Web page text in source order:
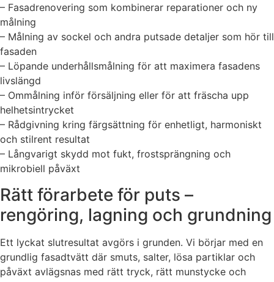
– Fasadrenovering som kombinerar reparationer och ny
målning
– Målning av sockel och andra putsade detaljer som hör till
fasaden
– Löpande underhållsmålning för att maximera fasadens
livslängd
– Ommålning inför försäljning eller för att fräscha upp
helhetsintrycket
– Rådgivning kring färgsättning för enhetligt, harmoniskt
och stilrent resultat
– Långvarigt skydd mot fukt, frostsprängning och
mikrobiell påväxt
Rätt förarbete för puts –
rengöring, lagning och grundning
Ett lyckat slutresultat avgörs i grunden. Vi börjar med en
grundlig fasadtvätt där smuts, salter, lösa partiklar och
påväxt avlägsnas med rätt tryck, rätt munstycke och